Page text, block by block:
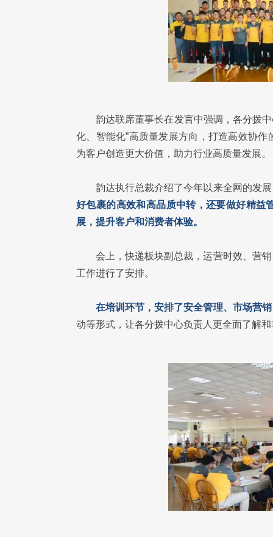
韵达联席董事长在发言中强调，各分拨
化、智能化”高质量发展方向，打造高效协
为客户创造更大价值，助力行业高质量发展。
韵达执行总裁介绍了今年以来全网的发
好包裹的高效和高品质中转，还要做好精益
展，提升客户和消费者体验。
会上，快递板块副总裁，运营时效、营
工作进行了安排。
在培训环节，安排了安全管理、市场营
动等形式，让各分拨中心负责人更全面了解